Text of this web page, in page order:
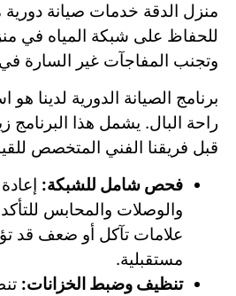
منزل الدقة خدمات صيانة
للحفاظ على شبكة المياه في
وتجنب المفاجآت غير السارة في
برنامج الصيانة الدورية لدينا
راحة البال. يشمل هذا البرنامج
قبل فريقنا الفني المتخصص
فحص شامل للشبكة:
والوصلات والمحابس
علامات تآكل أو ضعف قد
مستقبلية.
تنظيف وضبط الخزانات: